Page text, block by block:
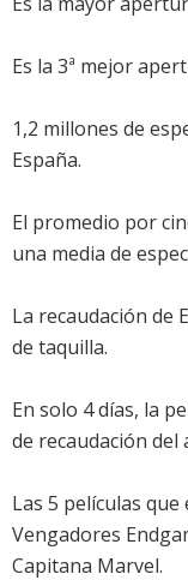
Es la 3ª mejor
1,2 millones de
España.
El promedio por
una media de
La recaudación de
de taquilla.
En solo 4 días, la
de recaudación del
Las 5 películas
Vengadores
Capitana Marvel.